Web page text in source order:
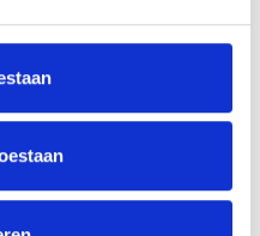
van vorig jaar. De
126-500cc en bij de
extreem groot. Ook
behoorlijk beter en